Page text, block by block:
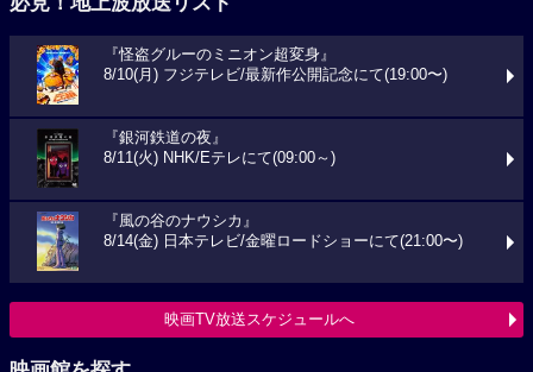
『怪盗グルーのミニオン超変身』
8/10(月) フジテレビ/最新作公開記念にて(19:00〜)
『銀河鉄道の夜』
8/11(火) NHK/Eテレにて(09:00～)
『風の谷のナウシカ』
8/14(金) 日本テレビ/金曜ロードショーにて(21:00〜)
映画TV放送スケジュールへ